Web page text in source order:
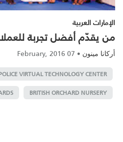
الإمارات العربية
من يقدّم أفضل تجربة
أركانا مينون •
07 February, 2016
VIRTUAL TECHNOLOGY CENTER
BRITISH ORCHARD NURSERY